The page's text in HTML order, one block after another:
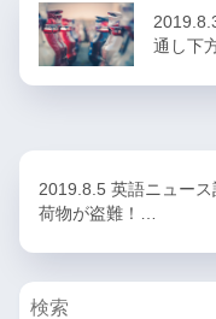
通し下
2019.8.5 英語ニュー
荷物が盗難！…